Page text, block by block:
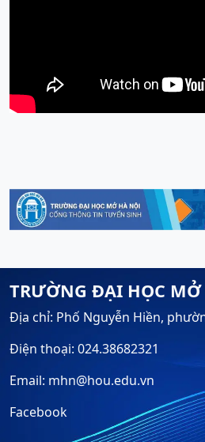
TRƯỜNG ĐẠI HỌC
Địa chỉ: Phố Nguyễn Hiền,
Điện thoại: 024.38682321
Email: mhn@hou.edu.vn
Facebook